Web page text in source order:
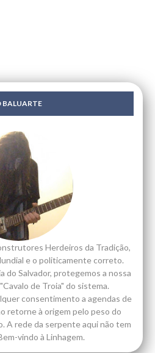
BALUARTE
Herdeiros da Tradição,
e o politicamente correto.
do Salvador, protegemos a nossa
de Troia" do sistema.
consentimento a agendas de
retorne à origem pelo peso do
A rede da serpente aqui não tem
vindo à Linhagem.